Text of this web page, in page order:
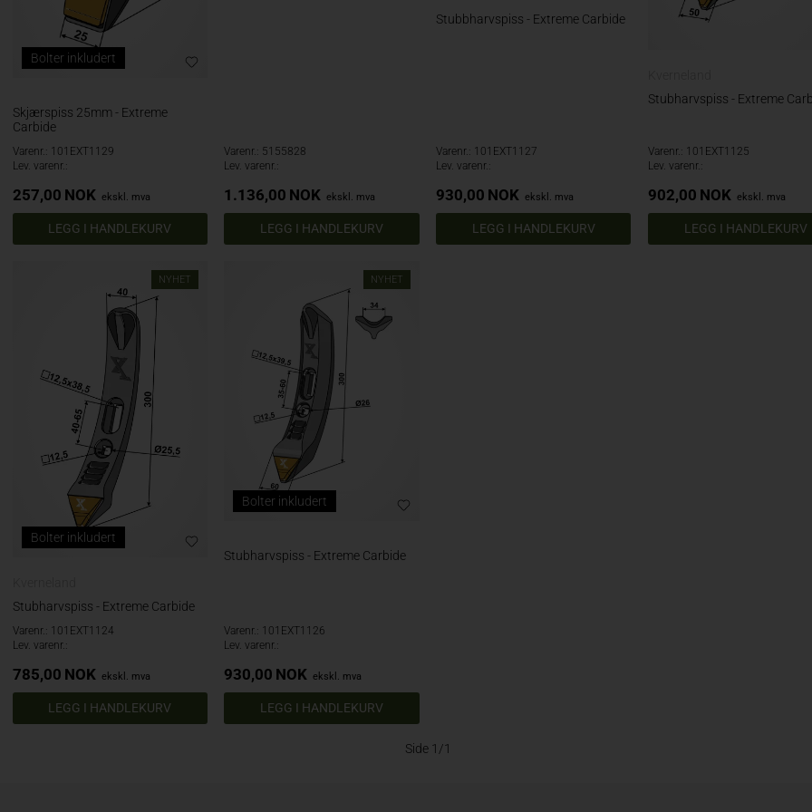
Bolter inkludert
Skjærspiss 25mm - Extreme
Carbide
Varenr.: 101EXT1129
Lev. varenr.:
257,00 NOK ekskl. mva
Varenr.: 5155828
Lev. varenr.:
1.136,00 NOK ekskl. mva
Stubbharvspiss - Extreme Carbide
Varenr.: 101EXT1127
Lev. varenr.:
930,00 NOK ekskl. mva
Stubharvspiss - Extreme
Varenr.: 101EXT1125
Lev. varenr.:
902,00 NOK ekskl. mva
NYHET
Bolter inkludert
Stubharvspiss - Extreme Carbide
Varenr.: 101EXT1124
Lev. varenr.:
785,00 NOK ekskl. mva
NYHET
Bolter inkludert
Stubharvspiss - Extreme Carbide
Varenr.: 101EXT1126
Lev. varenr.:
930,00 NOK ekskl. mva
Side 1/1